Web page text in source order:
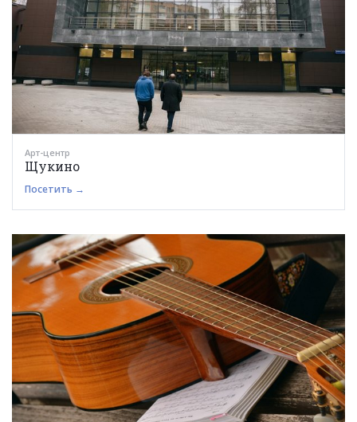
Арт-центр
Щукино
Посетить →